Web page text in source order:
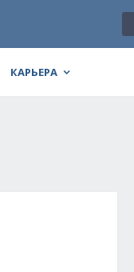
КАРЬЕРА